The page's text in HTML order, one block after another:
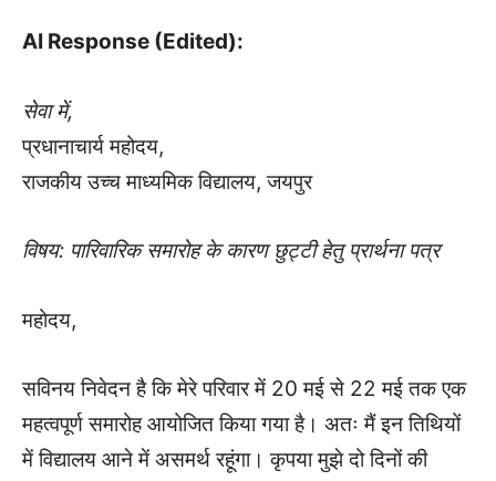
AI Response (Edited):
सेवा में,
प्रधानाचार्य महोदय,
राजकीय उच्च माध्यमिक विद्यालय, जयपुर
विषय: पारिवारिक समारोह के कारण छुट्टी हेतु प्रार्थना पत्र
महोदय,
सविनय निवेदन है कि मेरे परिवार में 20 मई से 22 मई तक एक
महत्वपूर्ण समारोह आयोजित किया गया है। अतः मैं इन तिथियों
में विद्यालय आने में असमर्थ रहूंगा। कृपया मुझे दो दिनों की